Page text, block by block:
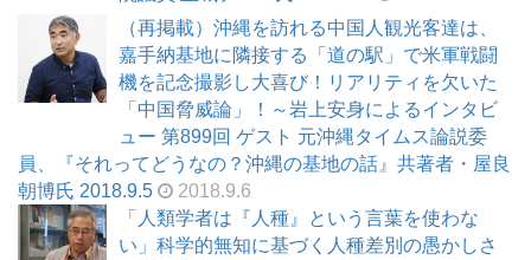
（再掲載）沖縄を訪れる中国人観光客達は、
嘉手納基地に隣接する「道の駅」で米軍戦闘
機を記念撮影し大喜び！リアリティを欠いた
「中国脅威論」！～岩上安身によるインタビ
ュー 第899回 ゲスト 元沖縄タイムス論説委
員、『それってどうなの？沖縄の基地の話』共著者・屋良
朝博氏 2018.9.5
2018.9.6
「人類学者は『人種』という言葉を使わな
い」科学的無知に基づく人種差別の愚かしさ